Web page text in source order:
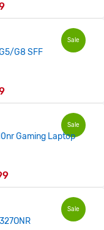
Sale
G8 SFF
Sale
Gaming Laptop
Sale